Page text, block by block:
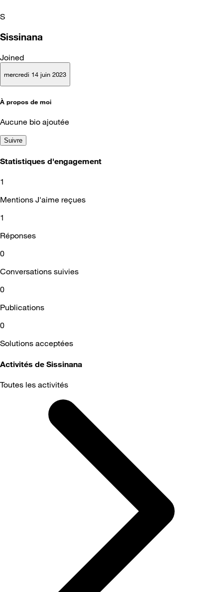
S
Sissinana
Joined
mercredi 14 juin 2023
À propos de moi
Aucune bio ajoutée
Suivre
Statistiques d'engagement
1
Mentions J'aime reçues
1
Réponses
0
Conversations suivies
0
Publications
0
Solutions acceptées
Activités de Sissinana
Toutes les activités